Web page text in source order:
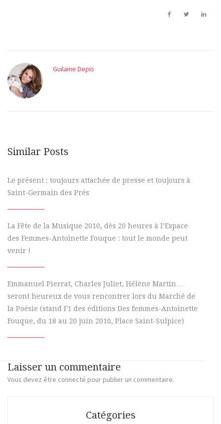
Guilaine Depis
Similar Posts
Le présent : toujours attachée de presse et toujours à
Saint-Germain des Prés
La Fête de la Musique 2010, dès 20 heures à l’Espace
des Femmes-Antoinette Fouque : tout le monde peut
venir !
Emmanuel Pierrat, Charles Juliet, Hélène Martin…
seront heureux de vous rencontrer lors du Marché de
la Poésie (stand F1 des éditions Des femmes-Antoinette
Fouque, du 18 au 20 juin 2010, Place Saint-Sulpice)
Laisser un commentaire
Vous devez être connecté pour publier un commentaire.
Catégories